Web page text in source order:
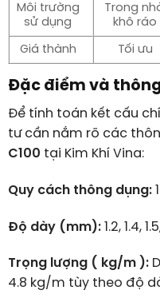
Môi trường
sử dụng
Trong
khô ráo
Giá thành Tối ưu
Đặc điểm và
Để tính toán kết cấu
tư cần nắm rõ các
C100 tại Kim Khí Vina:
Quy cách thông dụng:
Độ dày (mm):1.2, 1.4,
Trọng lượng ( kg/m ):
4.8 kg/m tùy theo độ